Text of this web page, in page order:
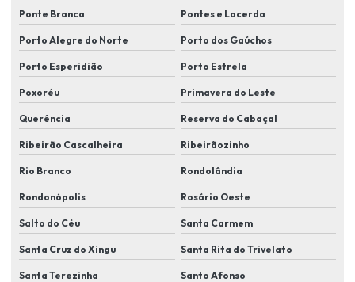
Instalação de sistema de vigilância para casa
Instalação de sistemas de controle de acesso biométrico
Instalação de sistemas de proteção perimetral
Instalação de sistemas de segurança
Instalação de sistemas de segurança para condomínios
Instalação de sistemas de segurança eletrônica
Instalação de sistemas de videomonitoramento
Instalação de soluções de segurança para indústrias
Ponte Branca Pontes e Lacerda
Porto Alegre do Norte Porto dos Gaúchos
Porto Esperidião Porto Estrela
Poxoréu Primavera do Leste
Querência Reserva do Cabaçal
Ribeirão Cascalheira Ribeirãozinho
Rio Branco Rondolândia
Rondonópolis Rosário Oeste
Salto do Céu Santa Carmem
Santa Cruz do Xingu Santa Rita do Trivelato
Santa Terezinha Santo Afonso